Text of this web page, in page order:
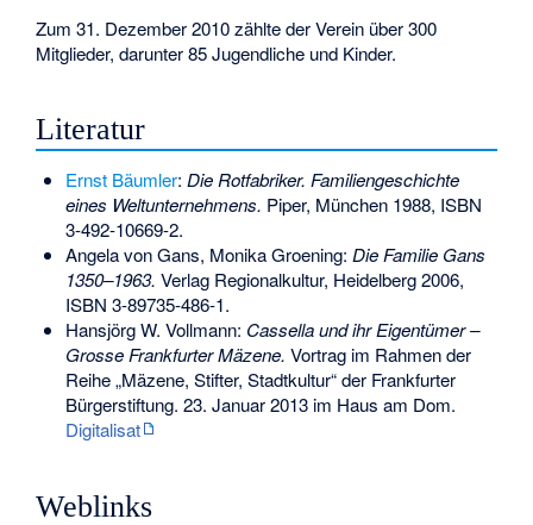
Zum 31. Dezember 2010 zählte der Verein über 300
Mitglieder, darunter 85 Jugendliche und Kinder.
Literatur
Ernst Bäumler: Die Rotfabriker. Familiengeschichte
eines Weltunternehmens. Piper, München 1988, ISBN
3-492-10669-2.
Angela von Gans, Monika Groening: Die Familie Gans
1350–1963. Verlag Regionalkultur, Heidelberg 2006,
ISBN 3-89735-486-1.
Hansjörg W. Vollmann: Cassella und ihr Eigentümer –
Grosse Frankfurter Mäzene. Vortrag im Rahmen der
Reihe „Mäzene, Stifter, Stadtkultur“ der Frankfurter
Bürgerstiftung. 23. Januar 2013 im Haus am Dom.
Digitalisat
Weblinks